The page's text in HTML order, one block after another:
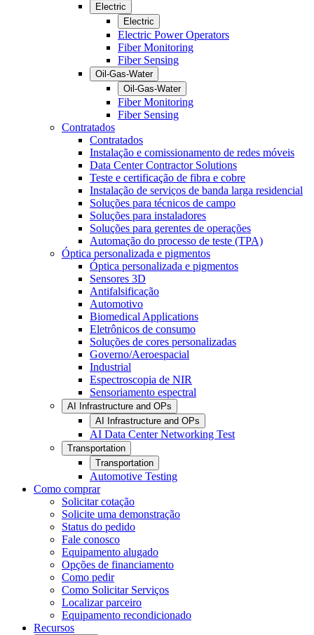
Electric
Electric
Electric Power Operators
Fiber Monitoring
Fiber Sensing
Oil-Gas-Water
Oil-Gas-Water
Fiber Monitoring
Fiber Sensing
Contratados
Contratados
Instalação e comissionamento de redes móveis
Data Center Contractor Solutions
Teste e certificação de fibra e cobre
Instalação de serviços de banda larga residencial
Soluções para técnicos de campo
Soluções para instaladores
Soluções para gerentes de operações
Automação do processo de teste (TPA)
Óptica personalizada e pigmentos
Óptica personalizada e pigmentos
Sensores 3D
Antifalsificação
Automotivo
Biomedical Applications
Eletrônicos de consumo
Soluções de cores personalizadas
Governo/Aeroespacial
Industrial
Espectroscopia de NIR
Sensoriamento espectral
AI Infrastructure and OPs
AI Infrastructure and OPs
AI Data Center Networking Test
Transportation
Transportation
Automotive Testing
Como comprar
Solicitar cotação
Solicite uma demonstração
Status do pedido
Fale conosco
Equipamento alugado
Opções de financiamento
Como pedir
Como Solicitar Serviços
Localizar parceiro
Equipamento recondicionado
Recursos